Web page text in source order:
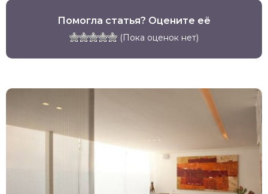
Помогла статья? Оцените её
(Пока оценок нет)